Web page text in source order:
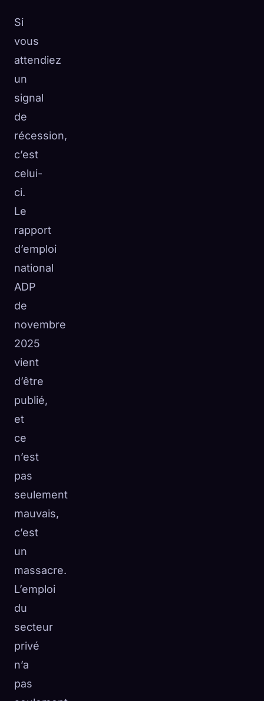
Si
vous
attendiez
un
signal
de
récession,
c’est
celui-
ci.
Le
rapport
d’emploi
national
ADP
de
novembre
2025
vient
d’être
publié,
et
ce
n’est
pas
seulement
mauvais,
c’est
un
massacre.
L’emploi
du
secteur
privé
n’a
pas